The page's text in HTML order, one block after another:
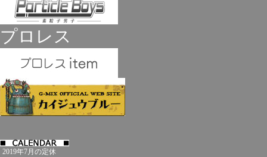
プロレス
2019年7月の定休